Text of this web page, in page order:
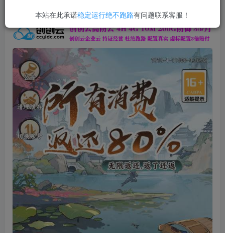
本站在此承诺稳定运行绝不跑路有问题联系客服！